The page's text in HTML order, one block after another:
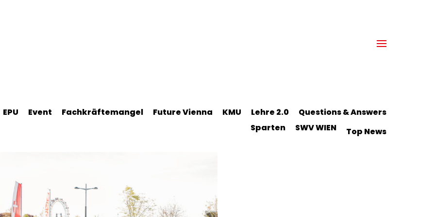
EPU Event Fachkräftemangel Future Vienna KMU Lehre 2.0
Questions & Answers
Sparten
SWV WIEN Top News